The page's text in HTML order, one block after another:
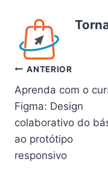
Navegação
de
Post
ANTERIOR
Aprenda com o
Figma: Design
colaborativo do
ao protótipo
responsivo